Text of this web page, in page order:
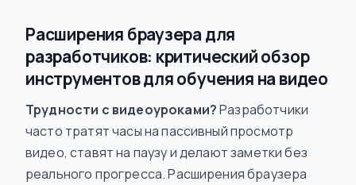
Расширения браузера для
разработчиков: критический обзор
инструментов для обучения на видео
Трудности с видеоуроками?Разработчики
часто тратят часы на пассивный просмотр
видео, ставят на паузу и делают заметки без
реального прогресса. Расширения браузера